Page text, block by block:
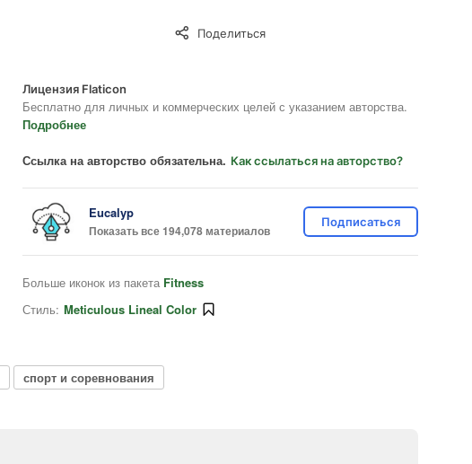
Поделиться
Лицензия Flaticon
Бесплатно для личных и коммерческих целей с указанием авторства.
Подробнее
Ссылка на авторство обязательна. Как ссылаться на авторство?
Eucalyp
Показать все 194,078 материалов
Подписаться
Больше иконок из пакета Fitness
Стиль: Meticulous Lineal Color
спорт и соревнования